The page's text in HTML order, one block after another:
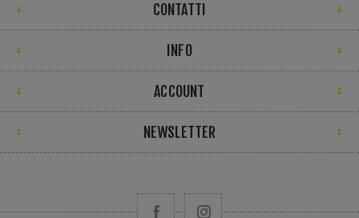
CONTATTI
INFO
ACCOUNT
NEWSLETTER